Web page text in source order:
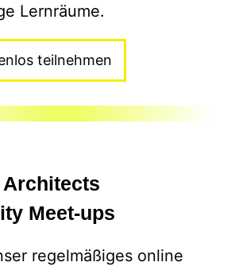
Lernräume.
teilnehmen
Meet-ups
regelmäßiges online